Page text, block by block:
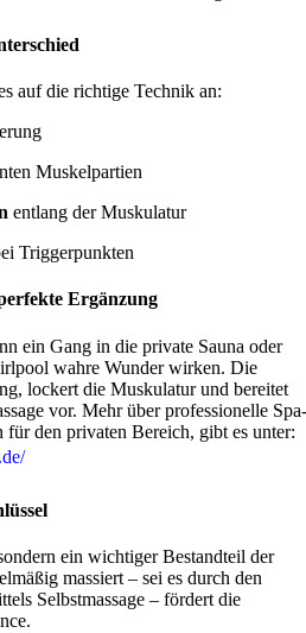
auf die richtige Technik an:
Muskelpartien
entlang der Muskulatur
Triggerpunkten
Ergänzung
ein Gang in die private Sauna oder
wahre Wunder wirken. Die
lockert die Muskulatur und bereitet
vor. Mehr über professionelle Spa-
den privaten Bereich, gibt es unter:
ein wichtiger Bestandteil der
massiert – sei es durch den
Selbstmassage – fördert die